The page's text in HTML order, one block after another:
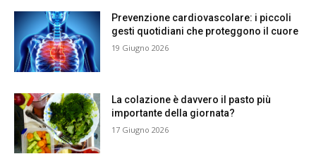
Prevenzione cardiovascolare: i piccoli
gesti quotidiani che proteggono il cuore
19 Giugno 2026
La colazione è davvero il pasto più
importante della giornata?
17 Giugno 2026